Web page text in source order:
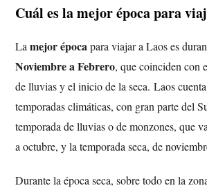
Cuál es la mejor época para
Lamejor épocapara viajar a Laos es
Noviembre a Febrero, que coinciden con
de lluvias y el inicio de la seca.Laos
temporadas climáticas, con gran parte del
temporada de lluvias o de monzones, que
a octubre, y la temporada seca, de
Durante la época seca, sobre todo en la